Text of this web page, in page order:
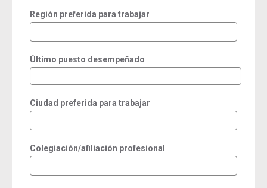
Región preferida para trabajar
Último puesto desempeñado
Ciudad preferida para trabajar
Colegiación/afiliación profesional